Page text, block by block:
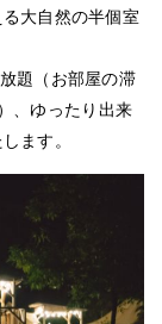
大自然の半個室
題（お部屋の滞
、ゆったり出来
ます。